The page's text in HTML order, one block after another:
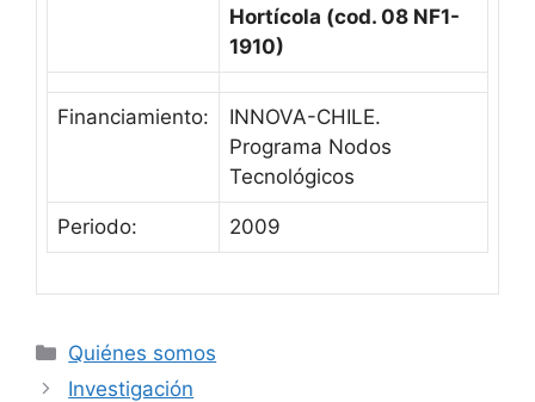
Hortícola (cod. 08 NF1-
1910)
Financiamiento:
INNOVA-CHILE.
Programa Nodos
Tecnológicos
Periodo: 2009
Categorías
Quiénes somos
Investigación